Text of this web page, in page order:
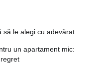
să le alegi cu adevărat
un apartament mic: